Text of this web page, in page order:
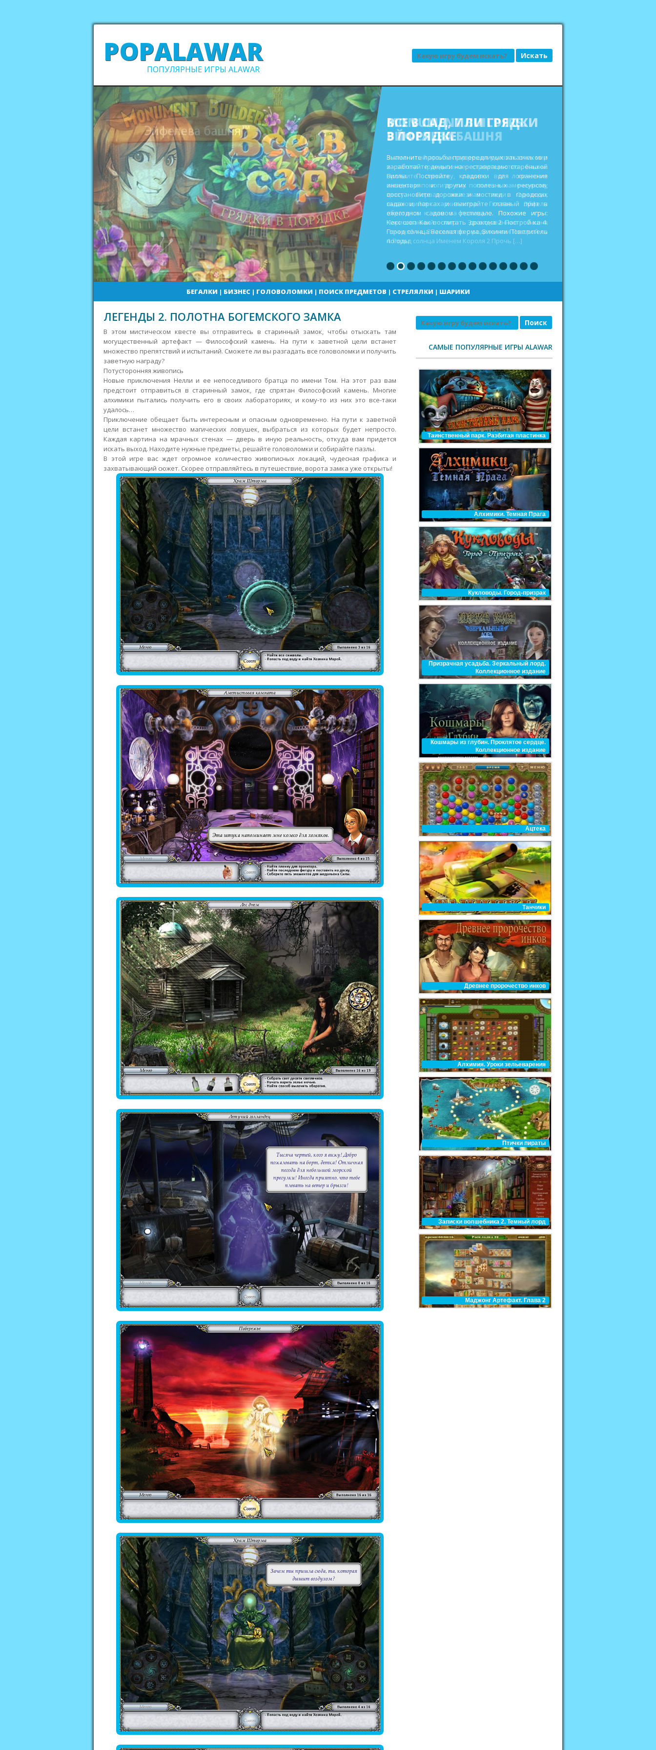
POPALAWAR
ПОПУЛЯРНЫЕ ИГРЫ ALAWAR
Поиск
ВСЕ В САД, ИЛИ ГРЯДКИ
В ПОРЯДКЕ
Выполните просьбы привередливых заказчиков и
заработайте деньги на реставрацию старенькой
виллы. Постройте кладовки для хранения
инвентаря и других полезных ресурсов,
восстановите дорожки и мостики в городских
садах и парках и выиграйте главный приз в
ежегодном садовом фестивале. Похожие игры:
Кекс шоп Как воспитать дракона 2 Построй-ка 4.
Город солнца Веселая ферма. Викинги Повелитель
погоды
БЕГАЛКИ | БИЗНЕС| ГОЛОВОЛОМКИ | ПОИСК ПРЕДМЕТОВ | СТРЕЛЯЛКИ | ШАРИКИ
ЛЕГЕНДЫ 2. ПОЛОТНА БОГЕМСКОГО ЗАМКА
В этом мистическом квесте вы отправитесь в старинный замок, чтобы отыскать там
могущественный артефакт — Философский камень. На пути к заветной цели встанет
множество препятствий и испытаний. Сможете ли вы разгадать все головоломки и получить
заветную награду?
Потусторонняя живопись
Новые приключения Нелли и ее непоседливого братца по имени Том. На этот раз вам
предстоит отправиться в старинный замок, где спрятан Философский камень. Многие
алхимики пытались получить его в своих лабораториях, и кому-то из них это все-таки
удалось…
Приключение обещает быть интересным и опасным одновременно. На пути к заветной
цели встанет множество магических ловушек, выбраться из которых будет непросто.
Каждая картина на мрачных стенах — дверь в иную реальность, откуда вам придется
искать выход. Находите нужные предметы, решайте головоломки и собирайте пазлы.
В этой игре вас ждет огромное количество живописных локаций, чудесная графика и
захватывающий сюжет. Скорее отправляйтесь в путешествие, ворота замка уже открыты!
Поиск
САМЫЕ ПОПУЛЯРНЫЕ ИГРЫ ALAWAR
Таинственный парк. Разбитая пластинка
Алхимики. Темная Прага
Кукловоды. Город-призрак
Призрачная усадьба. Зеркальный лорд.
Коллекционное издание
Кошмары из глубин. Проклятое сердце.
Коллекционное издание
Ацтека
Танчики
Древнее пророчество инков
Алхимия. Уроки зельеварения
Птички пираты
Записки волшебника 2. Темный лорд
Маджонг Артефакт. Глава 2